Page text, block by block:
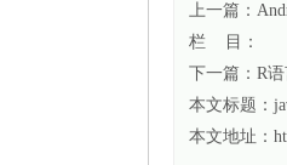
上一篇：
栏 目：
下一篇： R
本文标题：
本文地址：